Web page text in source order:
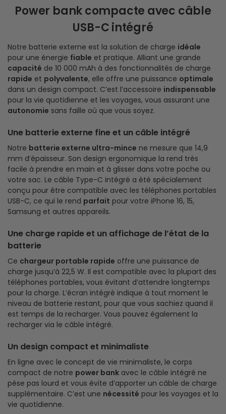
Power bank compacte avec câble
USB-C intégré
Notre batterie externe est la solution de charge idéale
pour une énergie fiable et pratique. Alliant une grande
capacité de 10 000 mAh à des fonctionnalités de charge
rapide et polyvalente, elle offre une puissance optimale
dans un design compact. C’est l’accessoire indispensable
pour la vie quotidienne et les voyages, vous assurant une
autonomie sans faille où que vous soyez.
Une batterie externe fine et un câble intégré
Notre batterie externe ultra-mince ne mesure que 14,9
mm d’épaisseur. Son design ergonomique la rend très
facile à prendre en main et à glisser dans votre poche ou
votre sac. Le câble Type-C intégré a été spécialement
conçu pour être compatible avec les téléphones portables
USB-C, ce qui le rend parfait pour votre iPhone 16, 15,
Samsung et autres appareils.
Une charge rapide et un affichage de l’état de la
batterie
Ce chargeur portable rapide offre une puissance de
charge jusqu’à 22,5 W. Il est compatible avec la plupart des
téléphones portables, vous évitant d’attendre longtemps
pour la charge. L’écran intégré indique à tout moment le
niveau de batterie restant, pour que vous sachiez quand il
est temps de la recharger. Vous pouvez également la
recharger via le câble intégré.
Un design compact et minimaliste
En ligne avec le concept de vie minimaliste, le corps
compact de notre power bank avec le câble intégré ne
pèse pas lourd et vous évite d’apporter un câble de charge
supplémentaire. C’est une nécessité pour les voyages et la
vie quotidienne.